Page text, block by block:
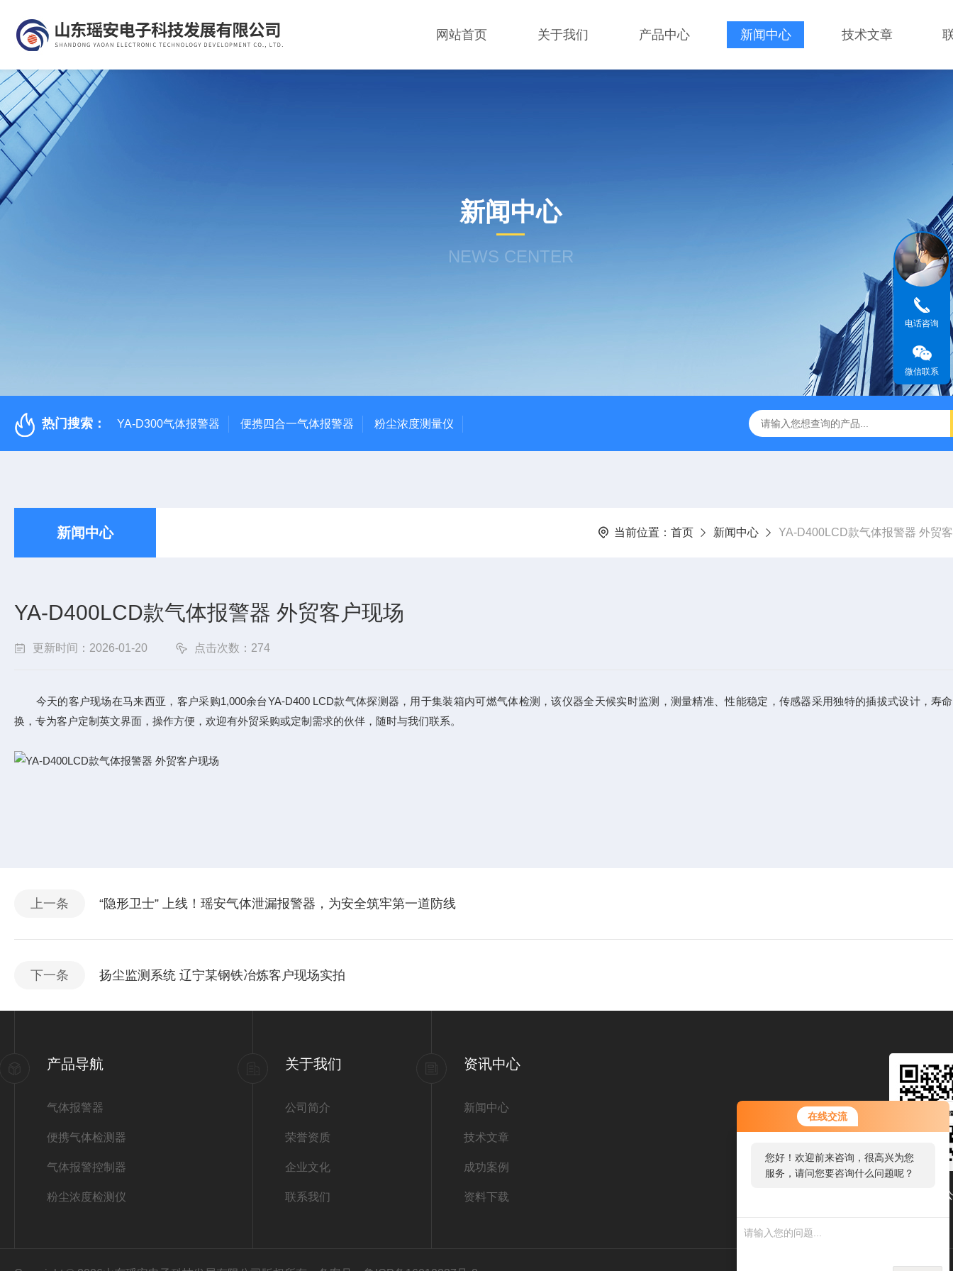
在线交流
您好！欢迎前来咨询，很高兴为您
服务，请问您要咨询什么问题呢？
网站首页 关于我们 产品中心 新闻中心 技术文章
新闻中心
NEWS CENTER
热门搜索： YA-D300气体报警器 便携四合一气体报警器 粉尘浓度测量仪
新闻中心 当前位置： 首页 新闻中心 YA-D400LCD款气体报警器 外贸
YA-D400LCD款气体报警器 外贸客户现场
更新时间：2026-01-20 点击次数：274
今天的客户现场在马来西亚，客户采购1,000余台YA-D400 LCD款气体探测器，用于集装箱内可燃气体检测，该仪器全天候实时监测，测量精准、性能稳定，传感器采用独特的插拔式设计，寿
换，专为客户定制英文界面，操作方便，欢迎有外贸采购或定制需求的伙伴，随时与我们联系。
上一条 “隐形卫士” 上线！瑶安气体泄漏报警器，为安全筑牢第一道防线
下一条 扬尘监测系统 辽宁某钢铁冶炼客户现场实拍
产品导航
气体报警器
便携气体检测器
气体报警控制器
粉尘浓度检测仪
关于我们
公司简介
荣誉资质
企业文化
联系我们
资讯中心
新闻中心
技术文章
成功案例
资料下载 关注
电话咨询
微信联系